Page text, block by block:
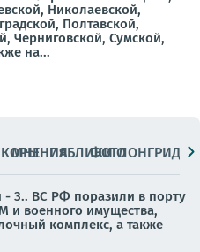
Николаевской,
Полтавской,
Черниговской, Сумской,
на...
МНЕНИЯПАБЛИКИ
ФОТОЛОНГРИДЫ
- 3.. ВС РФ поразили в порту
и военного имущества,
комплекс, а также